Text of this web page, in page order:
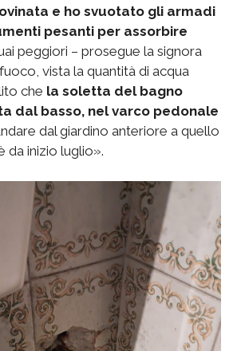
e ho svuotato gli armadi
pesanti per assorbire
peggiori – prosegue la signora
vista la quantità di acqua
che la soletta del bagno
dal basso, nel varco pedonale
dal giardino anteriore a quello
da inizio luglio».